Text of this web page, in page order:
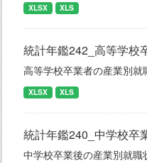
XLSX XLS
統計年鑑242_高等学校
高等学校卒業者の産業別就
XLSX XLS
統計年鑑240_中学校卒
中学校卒業後の産業別就職